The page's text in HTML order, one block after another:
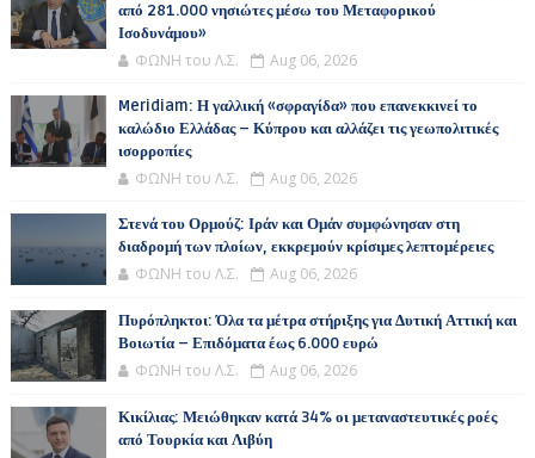
από 281.000 νησιώτες μέσω του Μεταφορικού
Ισοδυνάμου»
ΦΩΝΗ του Λ.Σ. Aug 06, 2026
Meridiam: Η γαλλική «σφραγίδα» που επανεκκινεί το
καλώδιο Ελλάδας – Κύπρου και αλλάζει τις γεωπολιτικές
ισορροπίες
ΦΩΝΗ του Λ.Σ. Aug 06, 2026
Στενά του Ορμούζ: Ιράν και Ομάν συμφώνησαν στη
διαδρομή των πλοίων, εκκρεμούν κρίσιμες λεπτομέρειες
ΦΩΝΗ του Λ.Σ. Aug 06, 2026
Πυρόπληκτοι: Όλα τα μέτρα στήριξης για Δυτική Αττική και
Βοιωτία – Επιδόματα έως 6.000 ευρώ
ΦΩΝΗ του Λ.Σ. Aug 06, 2026
Κικίλιας: Μειώθηκαν κατά 34% οι μεταναστευτικές ροές
από Τουρκία και Λιβύη